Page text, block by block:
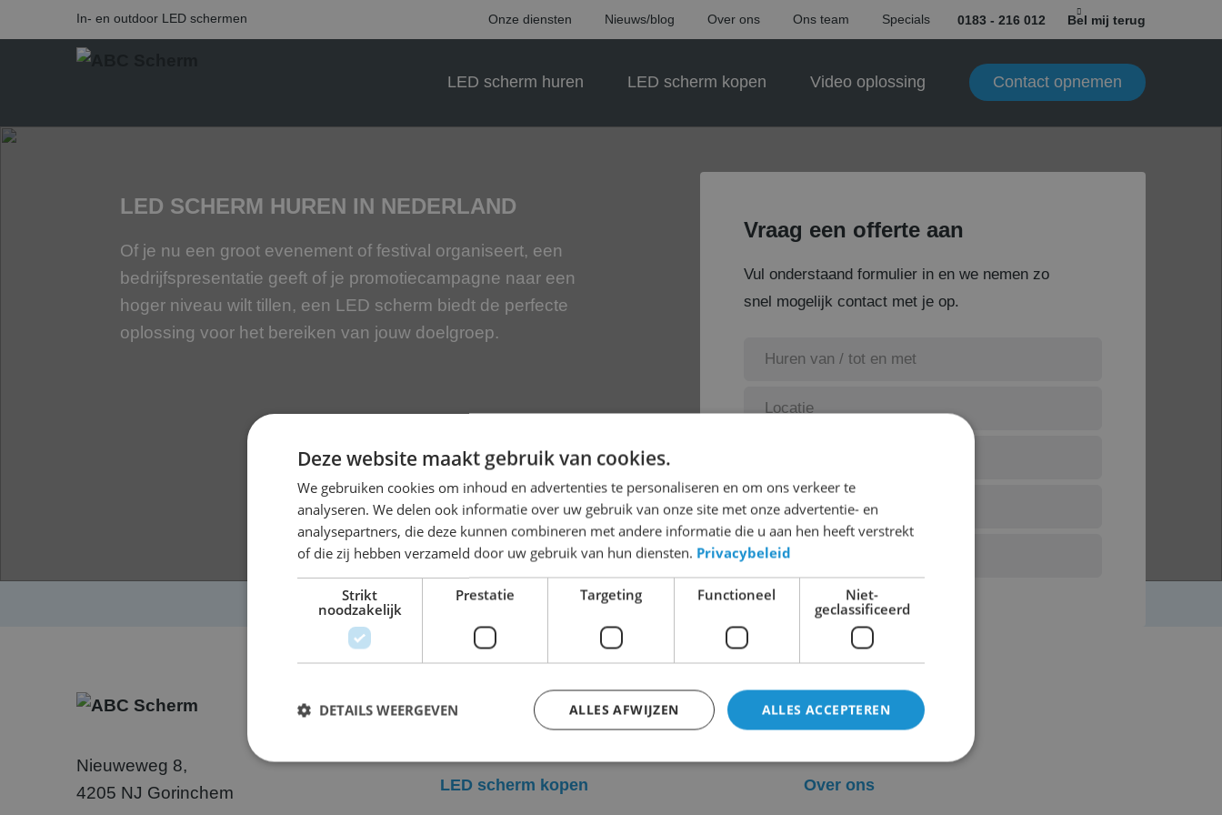
In- en outdoor LED schermen Bel mij terug
0183 - 216 012
Onze diensten Nieuws/blog Over ons Ons team Specials
LED scherm huren LED scherm kopen Video oplossing Contact opnemen
LED SCHERM HUREN IN NEDERLAND
Of je nu een groot evenement of festival organiseert, een
bedrijfspresentatie geeft of je promotiecampagne naar een
hoger niveau wilt tillen, een LED scherm biedt de perfecte
oplossing voor het bereiken van jouw doelgroep.
Vraag een offerte aan
Vul onderstaand formulier in en we nemen zo
snel mogelijk contact met je op.
Nieuweweg 8,
4205 NJ Gorinchem
LED scherm kopen
Over ABCscherm
Over ons
Deze website maakt gebruik van cookies.
We gebruiken cookies om inhoud en advertenties te personaliseren en om ons verkeer te
analyseren. We delen ook informatie over uw gebruik van onze site met onze advertentie- en
analysepartners, die deze kunnen combineren met andere informatie die u aan hen heeft verstrekt
of die zij hebben verzameld door uw gebruik van hun diensten. Privacybeleid
Strikt
noodzakelijk
Prestatie Targeting Functioneel
Niet-
geclassificeerd
ALLES ACCEPTEREN
ALLES AFWIJZEN
DETAILS WEERGEVEN